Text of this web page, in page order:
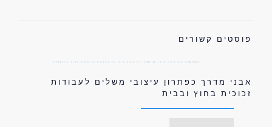
פוסטים קשורים
אבני מדרך כפתרון עיצובי משלים לעבודות
זכוכית בחוץ ובבית